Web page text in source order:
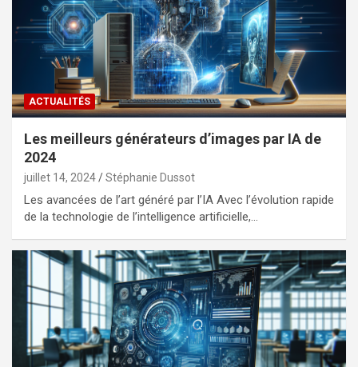
ACTUALITÉS
Les meilleurs générateurs d’images par IA de
2024
juillet 14, 2024 Stéphanie Dussot
Les avancées de l’art généré par l’IA Avec l’évolution rapide
de la technologie de l’intelligence artificielle,…